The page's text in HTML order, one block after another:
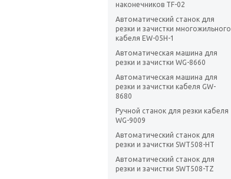
наконечников TF-02
Автоматический станок для
резки и зачистки многожильного
кабеля EW-05H-1
Автоматическая машина для
резки и зачистки WG-8660
Автоматическая машина для
резки и зачистки кабеля GW-
8680
Ручной станок для резки кабеля
WG-9009
Автоматический станок для
резки и зачистки SWT508-HT
Автоматический станок для
резки и зачистки SWT508-TZ